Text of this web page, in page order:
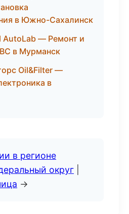
в Южно-Сахалинск
AutoLab — Ремонт и
в Мурманск
Oil&Filter —
в
в регионе
округ
→